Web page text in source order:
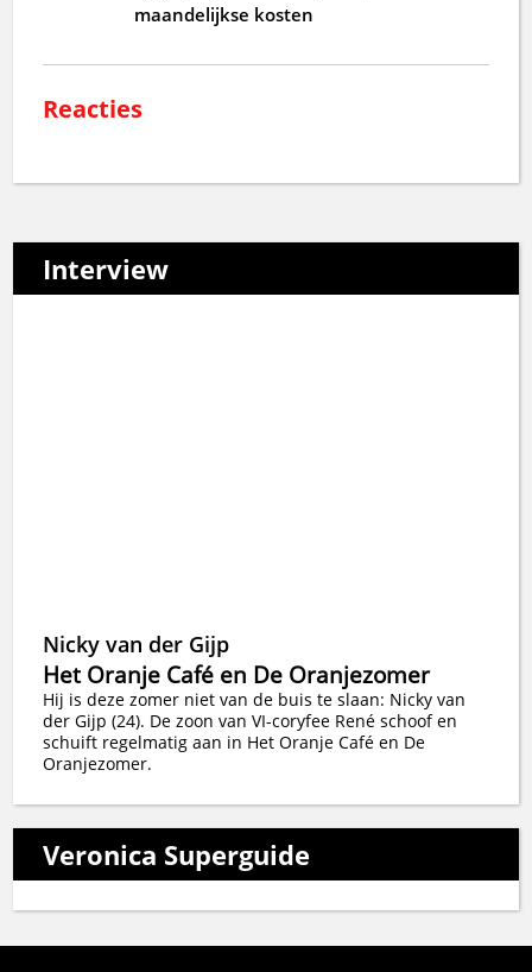
maandelijkse kosten
Reacties
Interview
Nicky van der Gijp
Het Oranje Café en De Oranjezomer
Hij is deze zomer niet van de buis te slaan: Nicky van
der Gijp (24). De zoon van VI-coryfee René schoof en
schuift regelmatig aan in Het Oranje Café en De
Oranjezomer.
Veronica Superguide